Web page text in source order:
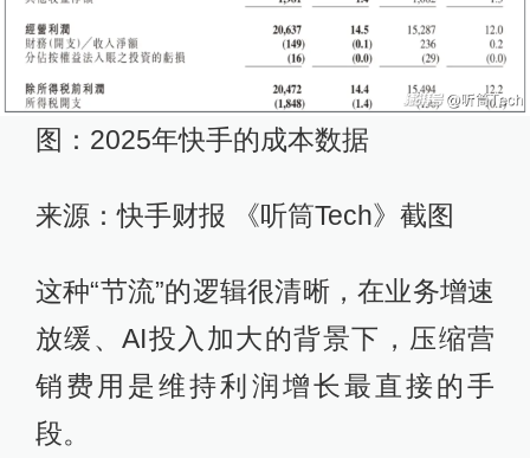
图：2025年快手的成本数据
来源：快手财报 《听筒Tech》截图
这种“节流”的逻辑很清晰，在业务增速
放缓、AI投入加大的背景下，压缩营
销费用是维持利润增长最直接的手
段。